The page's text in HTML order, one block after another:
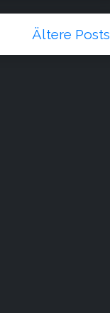
Ältere Posts